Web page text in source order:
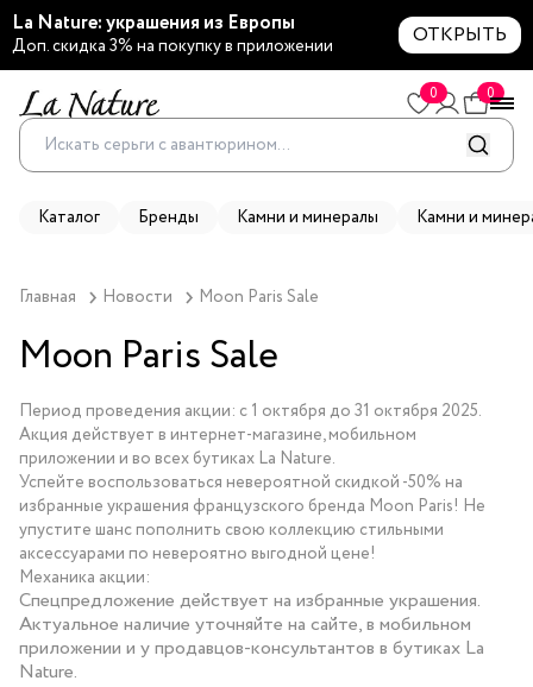
La Nature: украшения из Европы
Доп. скидка 3% на покупку в приложении ОТКРЫТЬ
0 0
Каталог Бренды Камни и минералы Камни и
Главная Новости Moon Paris Sale
Moon Paris Sale
Период проведения акции: с 1 октября до 31 октября 2025.
Акция действует в интернет-магазине, мобильном
приложении и во всех бутиках La Nature.
Успейте воспользоваться невероятной скидкой -50% на
избранные украшения французского бренда Moon Paris! Не
упустите шанс пополнить свою коллекцию стильными
аксессуарами по невероятно выгодной цене!
Механика акции:
Спецпредложение действует на избранные украшения.
Актуальное наличие уточняйте на сайте, в мобильном
приложении и у продавцов-консультантов в бутиках La
Nature.